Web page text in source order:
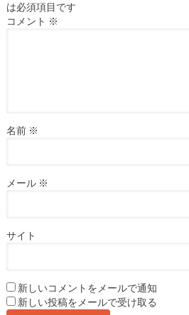
は必須項目です
コメント ※
名前 ※
メール ※
サイト
新しいコメントをメールで通知
新しい投稿をメールで受け取る